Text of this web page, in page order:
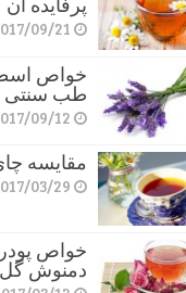
09/21
خواص
طب سنتی
09/12
مقایسه
03/29
خواص
دمنوش